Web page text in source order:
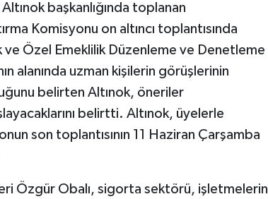
başkanlığında toplanan
Komisyonu on altıncı toplantısında
ve Özel Emeklilik Düzenleme ve Denetleme
alanında uzman kişilerin görüşlerinin
belirten Altınok, öneriler
belirtti. Altınok, üyelerle
son toplantısının 11 Haziran Çarşamba
Özgür Obalı, sigorta sektörü, işletmelerin